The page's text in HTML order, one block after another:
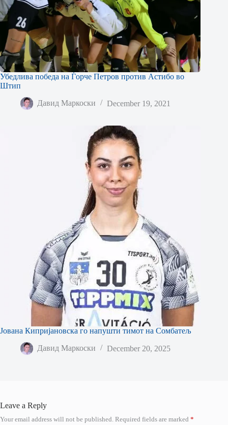
Убедлива победа на Ѓорче Петров против Астибо во
Штип
Давид Маркоски December 19, 2021
Јована Кипријановска го напушти тимот на Сомбатељ
Давид Маркоски December 20, 2025
Leave a Reply
Your email address will not be published. Required fields are marked *